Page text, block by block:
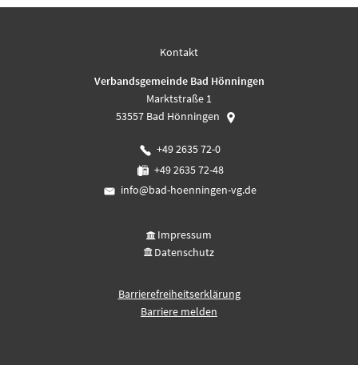
Kontakt
Verbandsgemeinde Bad Hönningen
Marktstraße 1
53557 Bad Hönningen
+49 2635 72-0
+49 2635 72-48
info@bad-hoenningen-vg.de
Impressum
Datenschutz
Barrierefreiheitserklärung
Barriere melden